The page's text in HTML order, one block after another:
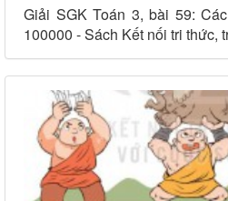
Giải SGK Toán 3, bài 59:
100000 - Sách Kết nối tri thức,